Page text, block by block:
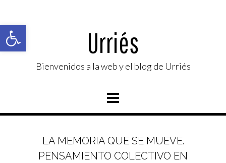
Abrir barra de herramientas
contenido
Urriés
Bienvenidos a la web y el blog de Urriés
LA MEMORIA QUE SE MUEVE.
PENSAMIENTO COLECTIVO EN